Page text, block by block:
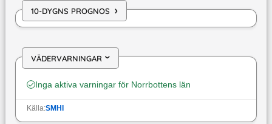
10-DYGNS PROGNOS ›
VÄDERVARNINGAR›
Inga aktiva varningar för Norrbottens län
Källa:SMHI